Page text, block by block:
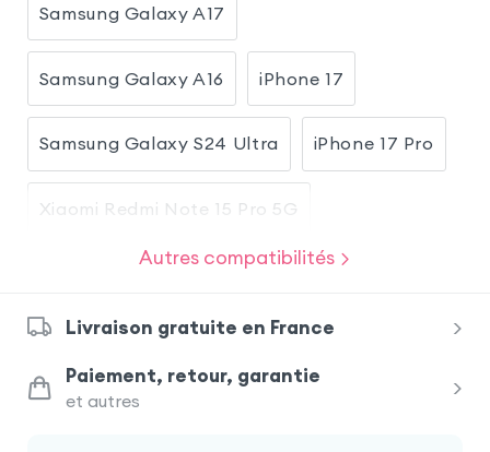
Samsung Galaxy A17
Samsung Galaxy A16 iPhone 17
Samsung Galaxy S24 Ultra iPhone 17 Pro
Xiaomi Redmi Note 15 Pro 5G
Samsung Galaxy A54 5G
Samsung Galaxy A56 iPhone 17 Pro Max
Xiaomi Redmi Note 15
Autres compatibilités
Livraison gratuite en France
Paiement, retour, garantie
et autres